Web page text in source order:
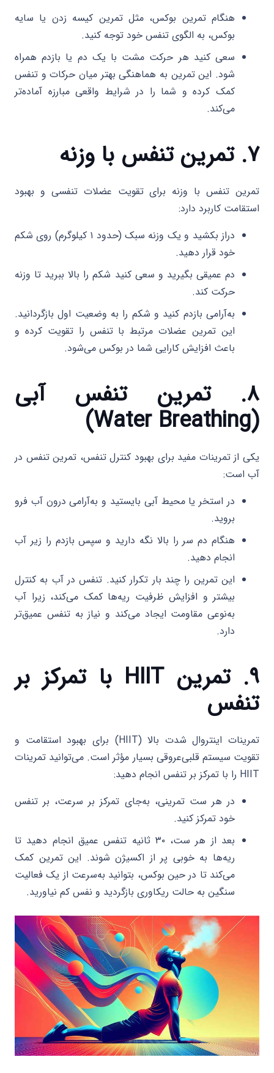
هنگام تمرین بوکس، مثل تمرین کیسه زدن یا سایه
بوکس، به الگوی تنفس خود توجه کنید.
سعی کنید هر حرکت مشت با یک دم یا بازدم همراه
شود. این تمرین به هماهنگی بهتر میان حرکات و تنفس
کمک کرده و شما را در شرایط واقعی مبارزه آماده‌تر
می‌کند.
۷. تمرین تنفس با وزنه
تمرین تنفس با وزنه برای تقویت عضلات تنفسی و بهبود
استقامت کاربرد دارد:
دراز بکشید و یک وزنه سبک (حدود ۱ کیلوگرم) روی شکم
خود قرار دهید.
دم عمیقی بگیرید و سعی کنید شکم را بالا ببرید تا وزنه
حرکت کند.
به‌آرامی بازدم کنید و شکم را به وضعیت اول بازگردانید.
این تمرین عضلات مرتبط با تنفس را تقویت کرده و
باعث افزایش کارایی شما در بوکس می‌شود.
۸. تمرین تنفس آبی
(Water Breathing)
یکی از تمرینات مفید برای بهبود کنترل تنفس، تمرین تنفس در
آب است:
در استخر یا محیط آبی بایستید و به‌آرامی درون آب فرو
بروید.
هنگام دم سر را بالا نگه دارید و سپس بازدم را زیر آب
انجام دهید.
این تمرین را چند بار تکرار کنید. تنفس در آب به کنترل
بیشتر و افزایش ظرفیت ریه‌ها کمک می‌کند، زیرا آب
به‌نوعی مقاومت ایجاد می‌کند و نیاز به تنفس عمیق‌تر
دارد.
۹. تمرین HIIT با تمرکز بر
تنفس
تمرینات اینتروال شدت بالا (HIIT) برای بهبود استقامت و
تقویت سیستم قلبی‌عروقی بسیار مؤثر است. می‌توانید تمرینات
HIIT را با تمرکز بر تنفس انجام دهید:
در هر ست تمرینی، به‌جای تمرکز بر سرعت، بر تنفس
خود تمرکز کنید.
بعد از هر ست، ۳۰ ثانیه تنفس عمیق انجام دهید تا
ریه‌ها به خوبی پر از اکسیژن شوند. این تمرین کمک
می‌کند تا در حین بوکس، بتوانید به‌سرعت از یک فعالیت
سنگین به حالت ریکاوری بازگردید و نفس کم نیاورید.